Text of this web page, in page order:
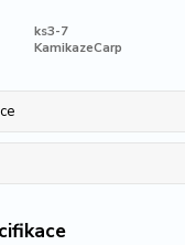
ks3-7
KamikazeCarp